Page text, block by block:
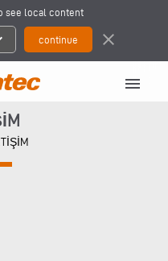
see local content
close
menu